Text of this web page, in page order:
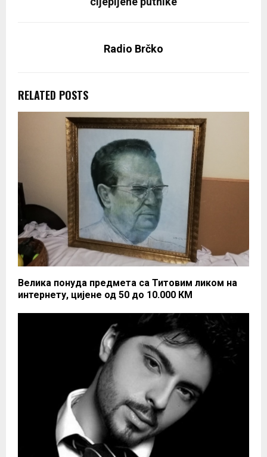
Radio Brčko
RELATED POSTS
Велика понуда предмета са Титовим ликом на
интернету, цијене од 50 до 10.000 КМ